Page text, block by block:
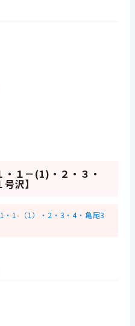
１－(1)・２・３・
沢】
・1-（1）・2・3・4・亀尾3